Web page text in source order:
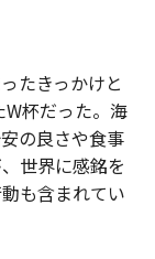
たきっかけと
杯だった。海
の良さや食事
世界に感銘を
も含まれてい